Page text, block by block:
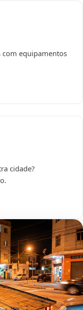
com equipamentos
cidade?